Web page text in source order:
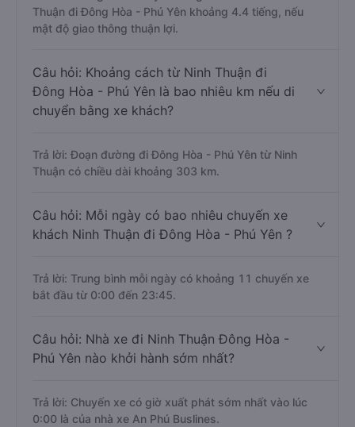
Thuận đi Đông Hòa - Phú Yên khoảng 4.4 tiếng, nếu
mật độ giao thông thuận lợi.
Câu hỏi: Khoảng cách từ Ninh Thuận đi
Đông Hòa - Phú Yên là bao nhiêu km nếu di
chuyển bằng xe khách?
Trả lời: Đoạn đường đi Đông Hòa - Phú Yên từ Ninh
Thuận có chiều dài khoảng 303 km.
Câu hỏi: Mỗi ngày có bao nhiêu chuyến xe
khách Ninh Thuận đi Đông Hòa - Phú Yên ?
Trả lời: Trung bình mỗi ngày có khoảng 11 chuyến xe
bắt đầu từ 0:00 đến 23:45.
Câu hỏi: Nhà xe đi Ninh Thuận Đông Hòa -
Phú Yên nào khởi hành sớm nhất?
Trả lời: Chuyến xe có giờ xuất phát sớm nhất vào lúc
0:00 là của nhà xe An Phú Buslines.